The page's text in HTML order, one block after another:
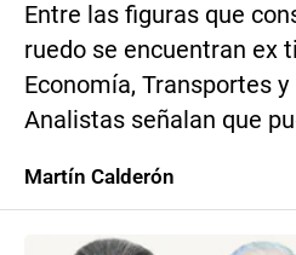
Entre las figuras que
ruedo se encuentran ex
Economía, Transportes
Analistas señalan que
Martín Calderón